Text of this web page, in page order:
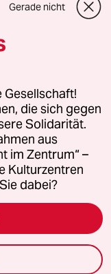
für Genehmigungen
Richtlinien
AGB
(Ads)
Gerade nicht
die sich gegen
Solidarität.
aus
im Zentrum“ –
Kulturzentren
dabei?